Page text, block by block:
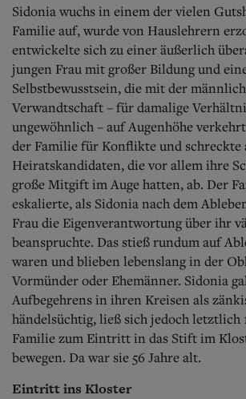
Sidonia wuchs in einem der vielen
Familie auf, wurde von Hauslehrern
entwickelte sich zu einer äußerlich
jungen Frau mit großer Bildung und
Selbstbewusstsein, die mit der
Verwandtschaft – für damalige
ungewöhnlich – auf Augenhöhe
der Familie für Konflikte und schreckte
Heiratskandidaten, die vor allem ihre
große Mitgift im Auge hatten, ab. Der
eskalierte, als Sidonia nach dem
Frau die Eigenverantwortung über ihr
beanspruchte. Das stieß rundum auf
waren und blieben lebenslang in der
Vormünder oder Ehemänner. Sidonia
Aufbegehrens in ihren Kreisen als
händelsüchtig, ließ sich jedoch letztlich
Familie zum Eintritt in das Stift im
bewegen. Da war sie 56 Jahre alt.
Eintritt ins Kloster